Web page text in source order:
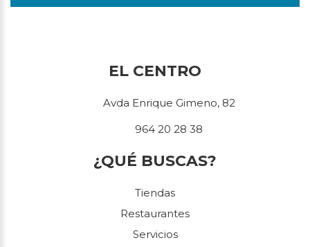
EL CENTRO
Avda Enrique Gimeno, 82
964 20 28 38
¿QUÉ BUSCAS?
Tiendas
Restaurantes
Servicios